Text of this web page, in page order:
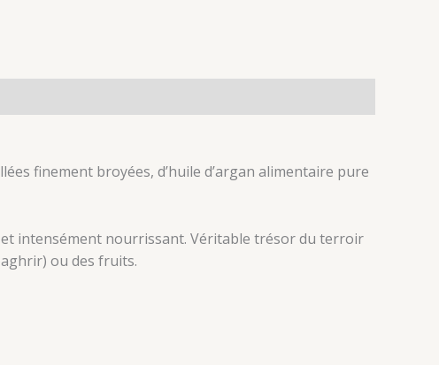
finement broyées, d’huile d’argan alimentaire pure
intensément nourrissant. Véritable trésor du terroir
ou des fruits.